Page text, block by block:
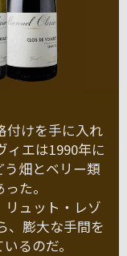
付けを手に入れ
ィエは1990年に
畑とベリー類
た。
ュット・レゾ
、膨大な手間を
るのだ。